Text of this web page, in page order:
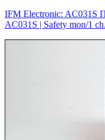
IFM Electronic: AC031S
AC031S |‌ Safety mon/1